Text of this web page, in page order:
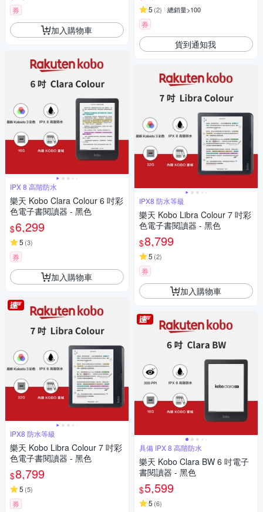
券
加入購物車
IPX 8 高階防水
樂天 Kobo Clara Colour 6 吋彩
色電子書閱讀器 - 黑色
$6,299
5 (3)
券
加入購物車
IPX8 防水等級
樂天 Kobo Libra Colour 7 吋彩
色電子書閱讀器 - 黑色
$8,799
5 (5)
券
5 (2) 總銷量>100
券
貨到通知我
IPX8 防水等級
樂天 Kobo Libra Colour 7 吋彩
色電子書閱讀器 - 黑色
$8,799
5 (2)
券
加入購物車
具備 IPX 8 高階防水
樂天 Kobo Clara BW 6 吋電子
書閱讀器 - 黑色
$5,599
5 (6)